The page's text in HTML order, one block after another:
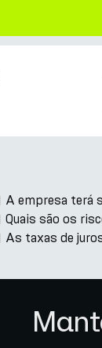
A empresa terá
Quais são os
As taxas de